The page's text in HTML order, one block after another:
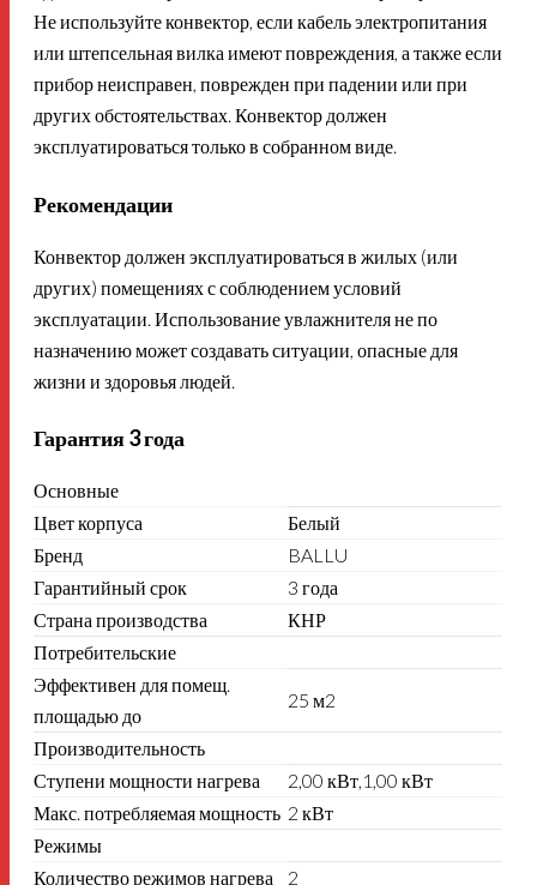
Не используйте конвектор, если кабель электропитания
или штепсельная вилка имеют повреждения, а также если
прибор неисправен, поврежден при падении или при
других обстоятельствах. Конвектор должен
эксплуатироваться только в собранном виде.
Рекомендации
Конвектор должен эксплуатироваться в жилых (или
других) помещениях с соблюдением условий
эксплуатации. Использование увлажнителя не по
назначению может создавать ситуации, опасные для
жизни и здоровья людей.
Гарантия 3 года
Основные
Цвет корпуса
Белый
Бренд
BALLU
Гарантийный срок
3 года
Страна производства
КНР
Потребительские
Эффективен для помещ.
площадью до
25 м2
Производительность
Ступени мощности нагрева
2,00 кВт,1,00 кВт
Макс. потребляемая мощность 2 кВт
Режимы
Количество режимов нагрева
2